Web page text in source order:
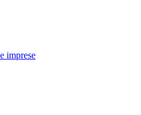
imprese